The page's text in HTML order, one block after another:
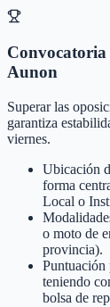
Convocatoria
Aunon
Superar las
garantiza
viernes.
Ubicación
forma
Local o
o moto de
provincia).
Puntuación
teniendo
bolsa de